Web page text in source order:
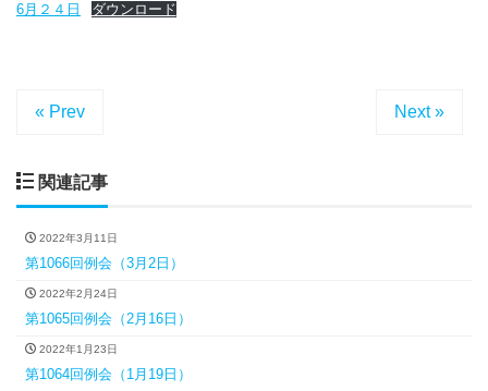
6月２４日 ダウンロード
« Prev Next »
関連記事
2022年3月11日
第1066回例会（3月2日）
2022年2月24日
第1065回例会（2月16日）
2022年1月23日
第1064回例会（1月19日）